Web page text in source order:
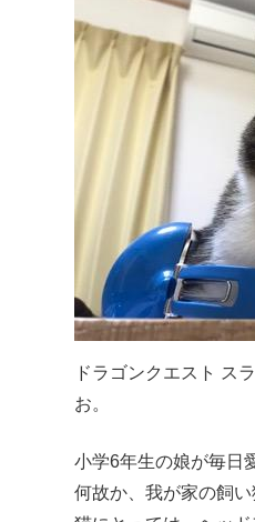
ドラゴンクエスト ス
お。
小学6年生の娘が毎日
何故か、我が家の飼